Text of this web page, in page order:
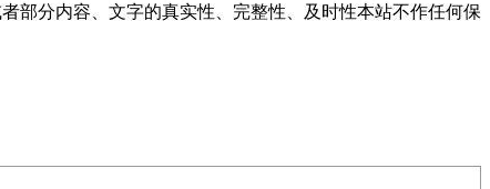
部分内容、文字的真实性、完整性、及时性本站不作任何保